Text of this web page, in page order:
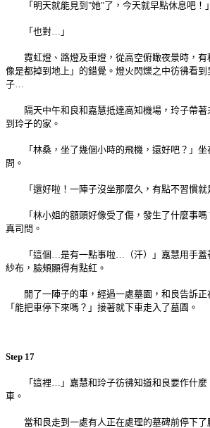
「明天就能見到"她"了，今天就早點休息吧！」
「也對…」
霓虹燈、路燈及車燈，從高空俯瞰夜景時，有
像是都掉到地上」的錯覺。燈火閃爍之中彷彿看到
子…
隔天中午和良和嘉慧抵達高知機場，玲子帶著
到玲子的家。
「林桑，坐了幾個小時的飛機，還好吧？」坐
問。
「還好啦！一陣子沒坐那麼久，有點不習慣就
「林小姐的額頭好像受了傷，發生了什麼事嗎
真司問。
「這個…是有一點事啦…（汗）」嘉慧用手蓋
紗布，臉頰顯得有點紅。
開了一陣子的車，經過一處墓園，和良告訴正
「能把車停下來嗎？」接著就下車走入了墓園。
Step 17
「這裡…」嘉慧和玲子彷彿知道和良要作什麼
車。
當和良走到一處有人正在處理的墓碑前停下了